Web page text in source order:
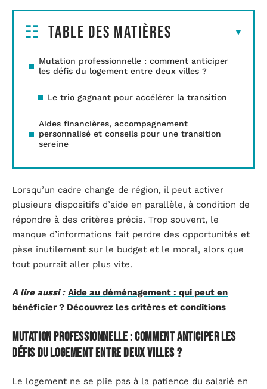
Table des matières
Mutation professionnelle : comment anticiper
les défis du logement entre deux villes ?
Le trio gagnant pour accélérer la transition
Aides financières, accompagnement
personnalisé et conseils pour une transition
sereine
Lorsqu’un cadre change de région, il peut activer
plusieurs dispositifs d’aide en parallèle, à condition de
répondre à des critères précis. Trop souvent, le
manque d’informations fait perdre des opportunités et
pèse inutilement sur le budget et le moral, alors que
tout pourrait aller plus vite.
A lire aussi : Aide au déménagement : qui peut en
bénéficier ? Découvrez les critères et conditions
Mutation professionnelle : comment anticiper les
défis du logement entre deux villes ?
Le logement ne se plie pas à la patience du salarié en